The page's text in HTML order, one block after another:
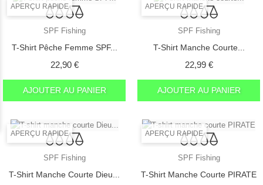
APERÇU RAPIDE
SPF Fishing
T-Shirt Pêche Femme SPF...
22,90 €Prix
AJOUTER AU PANIER
APERÇU RAPIDE
SPF Fishing
T-Shirt Manche Courte...
22,99 €Prix
AJOUTER AU PANIER
APERÇU RAPIDE
SPF Fishing
T-Shirt Manche Courte Dieu...
APERÇU RAPIDE
SPF Fishing
T-Shirt Manche Courte PIRATE